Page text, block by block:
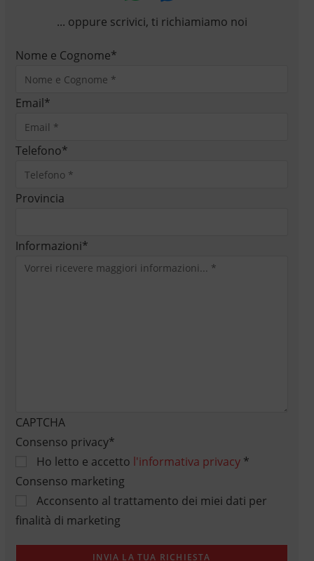
... oppure scrivici, ti richiamiamo noi
Nome e Cognome*
Email*
Telefono*
Provincia
Informazioni*
CAPTCHA
Consenso privacy*
Ho letto e accetto l'informativa privacy*
Consenso marketing
Acconsento al trattamento dei miei dati per
finalità di marketing